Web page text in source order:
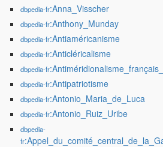
dbpedia-fr:Anna_Visscher
dbpedia-fr:Anthony_Munday
dbpedia-fr:Antiaméricanisme
dbpedia-fr:Anticléricalisme
dbpedia-fr
dbpedia-fr:Antipatriotisme
dbpedia-fr:Antonio_Maria_de_Luca
dbpedia-fr:Antonio_Ruiz_Uribe
dbpedia-
fr